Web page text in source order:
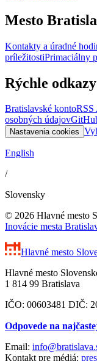
Mesto
Kontakty a úradné
príležitostiPrimaciálny
Rýchle odkazy
Bratislavské kontoRSS
osobných údajov
Nastavenia cookies
English
/
Slovensky
© 2026 Hlavné mesto
Inovácie mesta
Hlavné mesto
Hlavné mesto
1 814 99 Bratislava
IČO: 00603481 DIČ:
Odpovede na
Email:
Kontakt pre médiá: